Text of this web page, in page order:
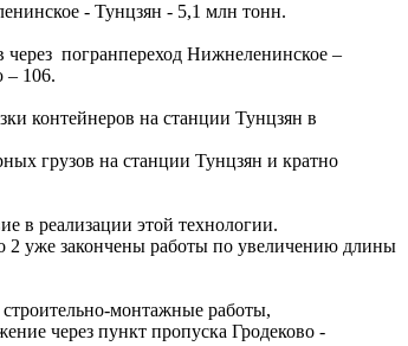
- Тунцзян - 5,1 млн тонн.
через погранпереход Нижнеленинское –
– 106.
контейнеров на станции Тунцзян в
грузов на станции Тунцзян и кратно
в реализации этой технологии.
2 уже закончены работы по увеличению длины
монтажные работы,
через пункт пропуска Гродеково -